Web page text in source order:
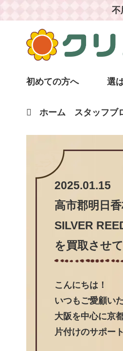
不
初めての方へ 選
ホーム スタッフブ
2025.01.15
高市郡明日
SILVER
を買取させ
こんにちは！
いつもご愛顧い
大阪を中心に京
片付けのサポー